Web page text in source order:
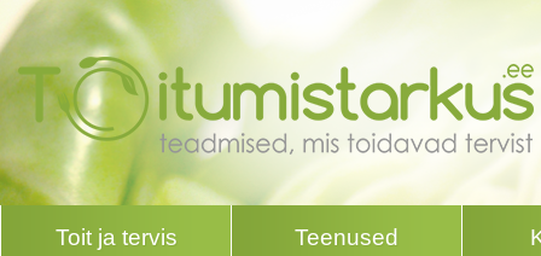
Toit ja tervis Teenused